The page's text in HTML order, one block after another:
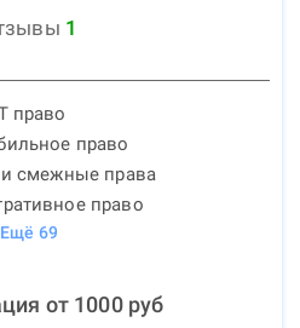
1
право
право
смежные права
право
Ещё 69
от 1000руб